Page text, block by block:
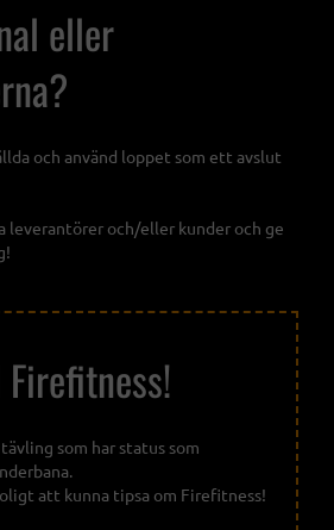
eller
och använd loppet som ett avslut
leverantörer och/eller kunder och ge
som har status som
att kunna tipsa om Firefitness!